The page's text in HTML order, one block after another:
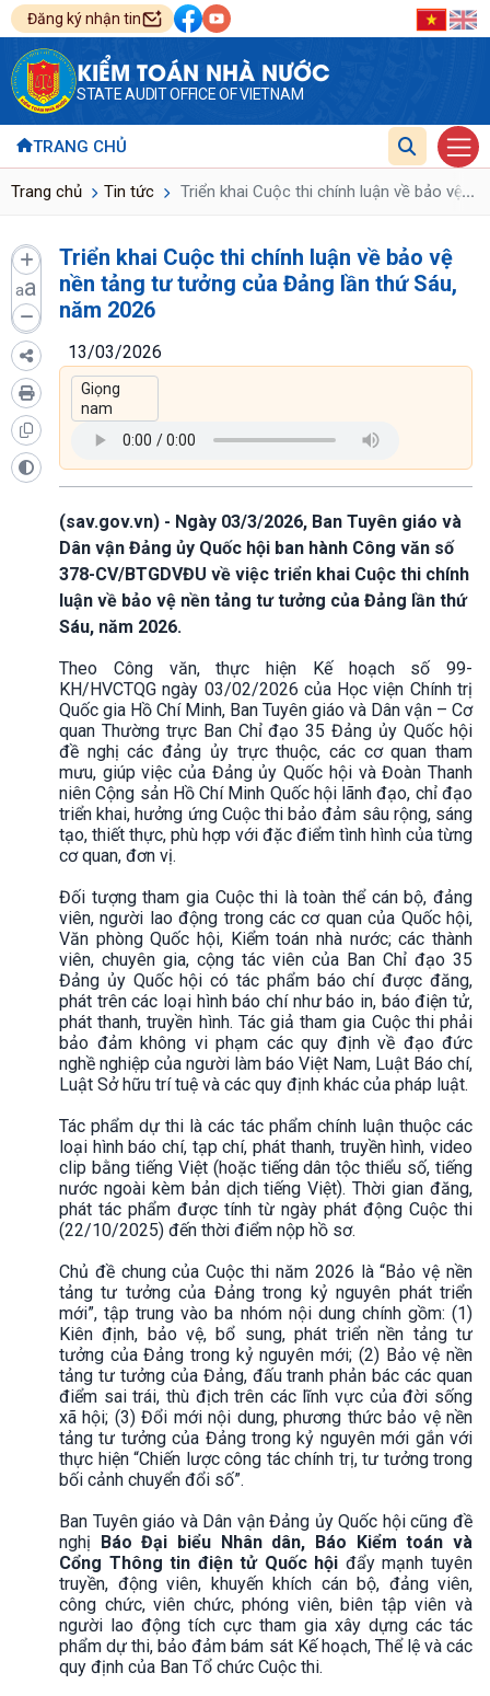
Đăng ký nhận tin
KIỂM TOÁN NHÀ NƯỚC
STATE AUDIT OFFICE OF VIETNAM
TRANG CHỦ
Trang chủ Tin tức Triển khai Cuộc thi chính luận về bảo vệ...
aa
Triển khai Cuộc thi chính luận về bảo vệ
nền tảng tư tưởng của Đảng lần thứ Sáu,
năm 2026
13/03/2026
(sav.gov.vn) - Ngày 03/3/2026, Ban Tuyên giáo và
Dân vận Đảng ủy Quốc hội ban hành Công văn số
378-CV/BTGDVĐU về việc triển khai Cuộc thi chính
luận về bảo vệ nền tảng tư tưởng của Đảng lần thứ
Sáu, năm 2026.
Theo Công văn, thực hiện Kế hoạch số 99-
KH/HVCTQG ngày 03/02/2026 của Học viện Chính trị
Quốc gia Hồ Chí Minh, Ban Tuyên giáo và Dân vận – Cơ
quan Thường trực Ban Chỉ đạo 35 Đảng ủy Quốc hội
đề nghị các đảng ủy trực thuộc, các cơ quan tham
mưu, giúp việc của Đảng ủy Quốc hội và Đoàn Thanh
niên Cộng sản Hồ Chí Minh Quốc hội lãnh đạo, chỉ đạo
triển khai, hưởng ứng Cuộc thi bảo đảm sâu rộng, sáng
tạo, thiết thực, phù hợp với đặc điểm tình hình của từng
cơ quan, đơn vị.
Đối tượng tham gia Cuộc thi là toàn thể cán bộ, đảng
viên, người lao động trong các cơ quan của Quốc hội,
Văn phòng Quốc hội, Kiểm toán nhà nước; các thành
viên, chuyên gia, cộng tác viên của Ban Chỉ đạo 35
Đảng ủy Quốc hội có tác phẩm báo chí được đăng,
phát trên các loại hình báo chí như báo in, báo điện tử,
phát thanh, truyền hình. Tác giả tham gia Cuộc thi phải
bảo đảm không vi phạm các quy định về đạo đức
nghề nghiệp của người làm báo Việt Nam, Luật Báo chí,
Luật Sở hữu trí tuệ và các quy định khác của pháp luật.
Tác phẩm dự thi là các tác phẩm chính luận thuộc các
loại hình báo chí, tạp chí, phát thanh, truyền hình, video
clip bằng tiếng Việt (hoặc tiếng dân tộc thiểu số, tiếng
nước ngoài kèm bản dịch tiếng Việt). Thời gian đăng,
phát tác phẩm được tính từ ngày phát động Cuộc thi
(22/10/2025) đến thời điểm nộp hồ sơ.
Chủ đề chung của Cuộc thi năm 2026 là “Bảo vệ nền
tảng tư tưởng của Đảng trong kỷ nguyên phát triển
mới”, tập trung vào ba nhóm nội dung chính gồm: (1)
Kiên định, bảo vệ, bổ sung, phát triển nền tảng tư
tưởng của Đảng trong kỷ nguyên mới; (2) Bảo vệ nền
tảng tư tưởng của Đảng, đấu tranh phản bác các quan
điểm sai trái, thù địch trên các lĩnh vực của đời sống
xã hội; (3) Đổi mới nội dung, phương thức bảo vệ nền
tảng tư tưởng của Đảng trong kỷ nguyên mới gắn với
thực hiện “Chiến lược công tác chính trị, tư tưởng trong
bối cảnh chuyển đổi số”.
Ban Tuyên giáo và Dân vận Đảng ủy Quốc hội cũng đề
nghị Báo Đại biểu Nhân dân, Báo Kiểm toán và
Cổng Thông tin điện tử Quốc hội đẩy mạnh tuyên
truyền, động viên, khuyến khích cán bộ, đảng viên,
công chức, viên chức, phóng viên, biên tập viên và
người lao động tích cực tham gia xây dựng các tác
phẩm dự thi, bảo đảm bám sát Kế hoạch, Thể lệ và các
quy định của Ban Tổ chức Cuộc thi.